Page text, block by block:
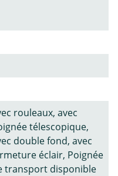
rouleaux, avec
télescopique,
double fond, avec
éclair, Poignée
transport disponible